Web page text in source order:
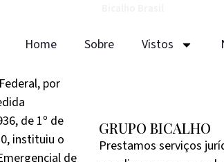
Home Sobre Vistos
por
de 1º de
instituiu o
de
GRUPO BICALHO
Prestamos serviços